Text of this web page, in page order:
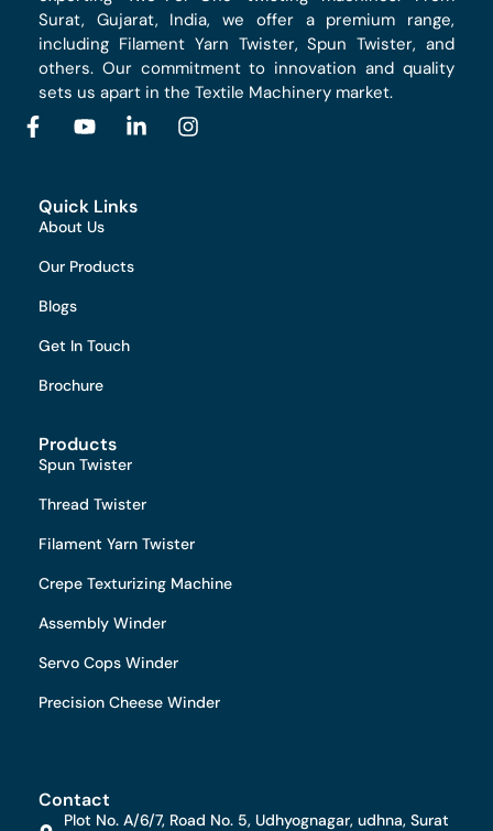
Surat, Gujarat, India, we offer a premium range,
including Filament Yarn Twister, Spun Twister, and
others. Our commitment to innovation and quality
sets us apart in the Textile Machinery market.
Quick Links
About Us
Our Products
Blogs
Get In Touch
Brochure
Products
Spun Twister
Thread Twister
Filament Yarn Twister
Crepe Texturizing Machine
Assembly Winder
Servo Cops Winder
Precision Cheese Winder
Contact
Plot No. A/6/7, Road No. 5, Udhyognagar, udhna, Surat